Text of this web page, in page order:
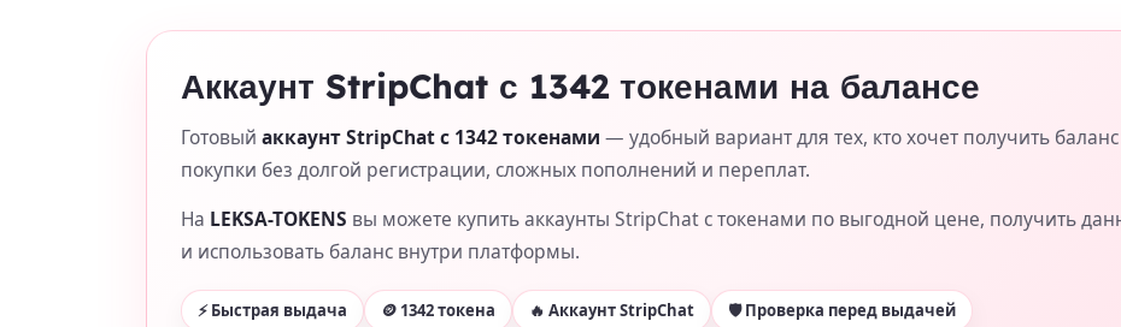
Аккаунт StripChat с 1342 токенами на балансе
Готовый аккаунт StripChat с 1342 токенами — удобный вариант для тех, кто хочет получить баланс
покупки без долгой регистрации, сложных пополнений и переплат.
На LEKSA-TOKENS вы можете купить аккаунты StripChat с токенами по выгодной цене, получить
и использовать баланс внутри платформы.
⚡ Быстрая выдача 🪙 1342 токена 🔥 Аккаунт StripChat 🛡 Проверка перед выдачей